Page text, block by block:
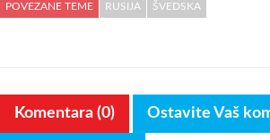
POVEZANE TEME RUSIJA ŠVEDSKA
Komentara (0) Ostavite Vaš